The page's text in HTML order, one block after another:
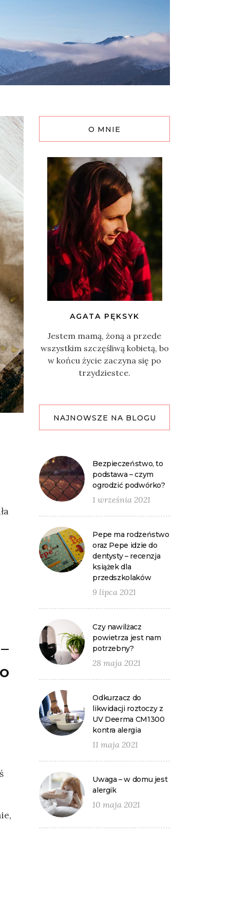
O MNIE
AGATA PĘKSYK
Jestem mamą, żoną a przede
wszystkim szczęśliwą kobietą, bo
w końcu życie zaczyna się po
trzydziestce.
NAJNOWSZE NA BLOGU
Bezpieczeństwo, to
podstawa – czym
ogrodzić podwórko?
1 września 2021
Pepe ma rodzeństwo
oraz Pepe idzie do
dentysty – recenzja
książek dla
przedszkolaków
9 lipca 2021
Czy nawilżacz
powietrza jest nam
potrzebny?
28 maja 2021
Odkurzacz do
likwidacji roztoczy z
UV Deerma CM1300
kontra alergia
11 maja 2021
Uwaga – w domu jest
alergik
10 maja 2021